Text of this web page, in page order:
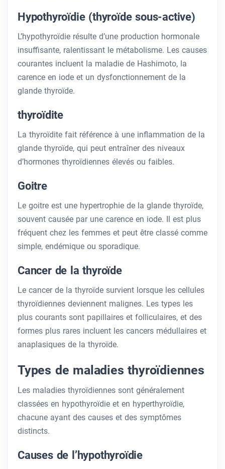
Hypothyroïdie (thyroïde sous-active)
L’hypothyroïdie résulte d’une production hormonale
insuffisante, ralentissant le métabolisme. Les causes
courantes incluent la maladie de Hashimoto, la
carence en iode et un dysfonctionnement de la
glande thyroïde.
thyroïdite
La thyroïdite fait référence à une inflammation de la
glande thyroïde, qui peut entraîner des niveaux
d’hormones thyroïdiennes élevés ou faibles.
Goitre
Le goitre est une hypertrophie de la glande thyroïde,
souvent causée par une carence en iode. Il est plus
fréquent chez les femmes et peut être classé comme
simple, endémique ou sporadique.
Cancer de la thyroïde
Le cancer de la thyroïde survient lorsque les cellules
thyroïdiennes deviennent malignes. Les types les
plus courants sont papillaires et folliculaires, et des
formes plus rares incluent les cancers médullaires et
anaplasiques de la thyroïde.
Types de maladies thyroïdiennes
Les maladies thyroïdiennes sont généralement
classées en hypothyroïdie et en hyperthyroïdie,
chacune ayant des causes et des symptômes
distincts.
Causes de l’hypothyroïdie